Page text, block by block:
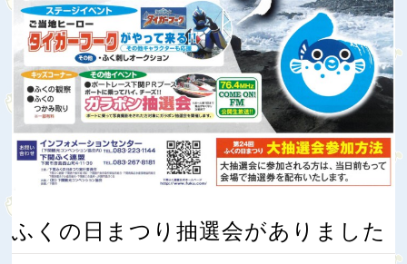
ふくの日まつり抽選会がありました